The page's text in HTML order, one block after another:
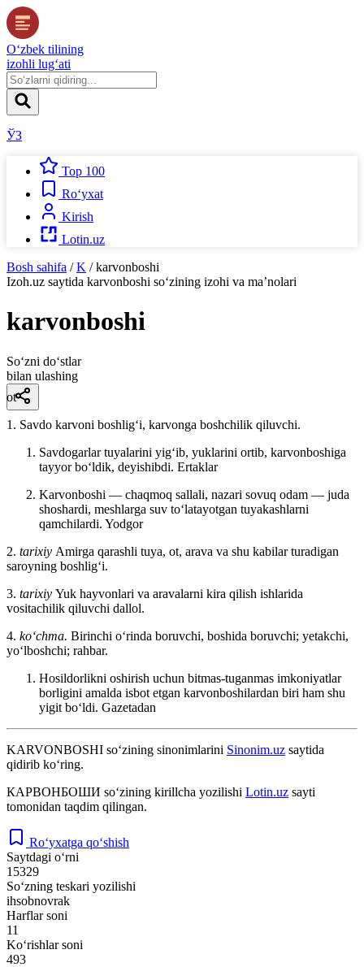
O‘zbek tilining
izohli lug‘ati
ЎЗ
Top 100
Ro‘yxat
Kirish
Lotin.uz
Bosh sahifa / K / karvonboshi
Izoh.uz saytida karvonboshi so‘zining izohi va ma’nolari
karvonboshi
So‘zni do‘stlar
bilan ulashing
ot
1. Savdo karvoni boshligʻi, karvonga boshchilik qiluvchi.
Savdogarlar tuyalarini yigʻib, yuklarini ortib, karvonboshiga
tayyor boʻldik, deyishibdi. Ertaklar
Karvonboshi — chaqmoq sallali, nazari sovuq odam — juda
shoshardi, meshlarga suv toʻlatayotgan tuyakashlarni
qamchilardi. Yodgor
2. tarixiy Amirga qarashli tuya, ot, arava va shu kabilar turadigan
saroyning boshligʻi.
3. tarixiy Yuk hayvonlari va aravalarni kira qilish ishlarida
vositachilik qiluvchi dallol.
4. koʻchma. Birinchi oʻrinda boruvchi, boshida boruvchi; yetakchi,
yoʻlboshchi; rahbar.
Hosildorlikni oshirish uchun bitmas-tuganmas imkoniyatlar
borligini amalda isbot etgan karvonboshilardan biri ham shu
yigit boʻldi. Gazetadan
KARVONBOSHI so‘zining sinonimlarini Sinonim.uz saytida
qidirib ko‘ring.
КАРВОНБОШИ so‘zining kirillcha yozilishi Lotin.uz sayti
tomonidan taqdim qilingan.
Ro‘yxatga qo‘shish
Saytdagi o‘rni
15329
So‘zning teskari yozilishi
ihsobnovrak
Harflar soni
11
Ko‘rishlar soni
493